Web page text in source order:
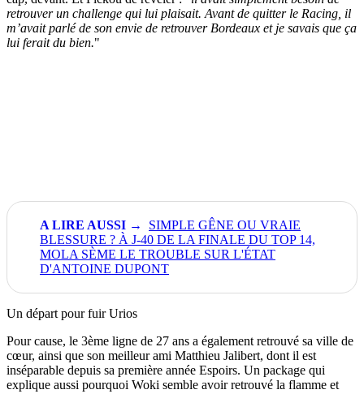
retrouver un challenge qui lui plaisait. Avant de quitter le Racing, il
m’avait parlé de son envie de retrouver Bordeaux et je savais que ça
lui ferait du bien."
SIMPLE GÊNE OU VRAIE
BLESSURE ? À J-40 DE LA FINALE DU TOP 14,
MOLA SÈME LE TROUBLE SUR L'ÉTAT
D'ANTOINE DUPONT
Un départ pour fuir Urios
Pour cause, le 3ème ligne de 27 ans a également retrouvé sa ville de
cœur, ainsi que son meilleur ami Matthieu Jalibert, dont il est
inséparable depuis sa première année Espoirs. Un package qui
explique aussi pourquoi Woki semble avoir retrouvé la flamme et